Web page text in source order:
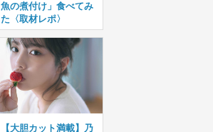
魚の煮付け」食べてみ
た〈取材レポ〉
【大胆カット満載】乃